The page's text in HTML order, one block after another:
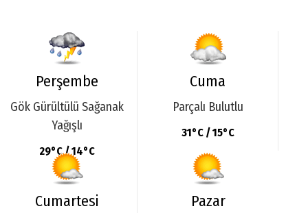
Arşivi
Günün
Haberleri
Galeri
Etkinlikler
Perşembe
Gök Gürültülü Sağanak
Yağışlı
29°C / 14°C
Cuma
Parçalı Bulutlu
31°C / 15°C
Cumartesi Pazar